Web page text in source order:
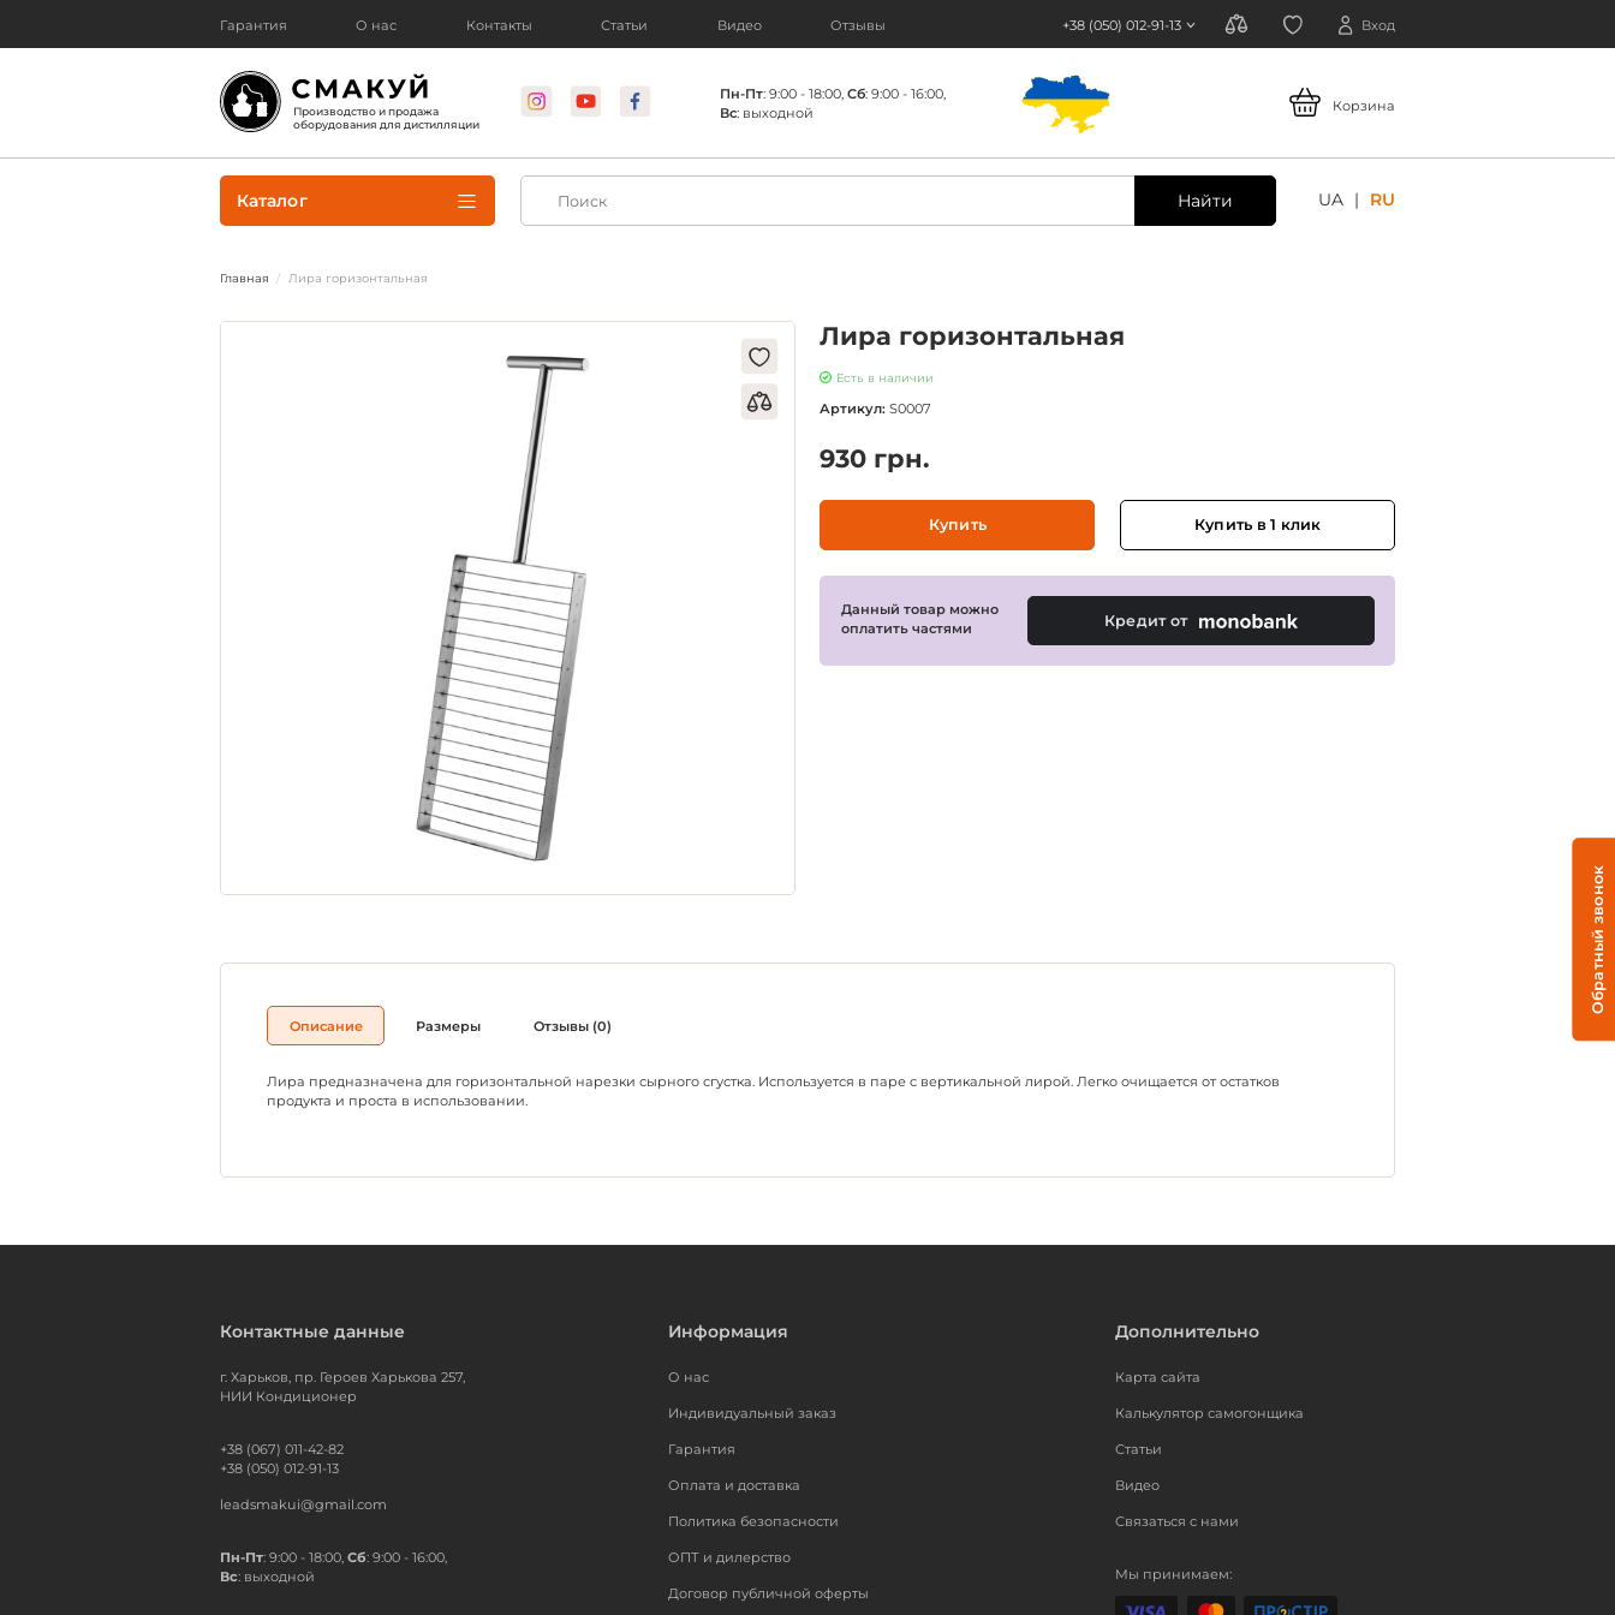
Гарантия О нас Контакты Статьи Видео Отзывы Вход
+38 (050) 012-91-13
Производство и продажа
оборудования для дистилляции
Пн-Пт: 9:00 - 18:00,Сб: 9:00 - 16:00,
Вс: выходной Корзина
Каталог Найти UA RU
Главная Лира горизонтальная
Лира горизонтальная
Есть в наличии
Артикул:S0007
930 грн.
Купить Купить в 1 клик
Данный товар можно
оплатить частями
Кредит от
Описание Размеры Отзывы (0)
Лира предназначена для горизонтальной нарезки сырного сгустка. Используется в паре с вертикальной лирой. Легко очищается от остатков
продукта и проста в использовании.
Контактные данные
г. Харьков, пр. Героев Харькова 257,
НИИ Кондиционер
+38 (067) 011-42-82
+38 (050) 012-91-13
leadsmakui@gmail.com
Пн-Пт: 9:00 - 18:00, Сб: 9:00 - 16:00,
Вс: выходной
Информация
О нас
Индивидуальный заказ
Гарантия
Оплата и доставка
Политика безопасности
ОПТ и дилерство
Договор публичной оферты
Дополнительно
Карта сайта
Калькулятор самогонщика
Статьи
Видео
Связаться с нами
Мы принимаем:
Обратный звонок